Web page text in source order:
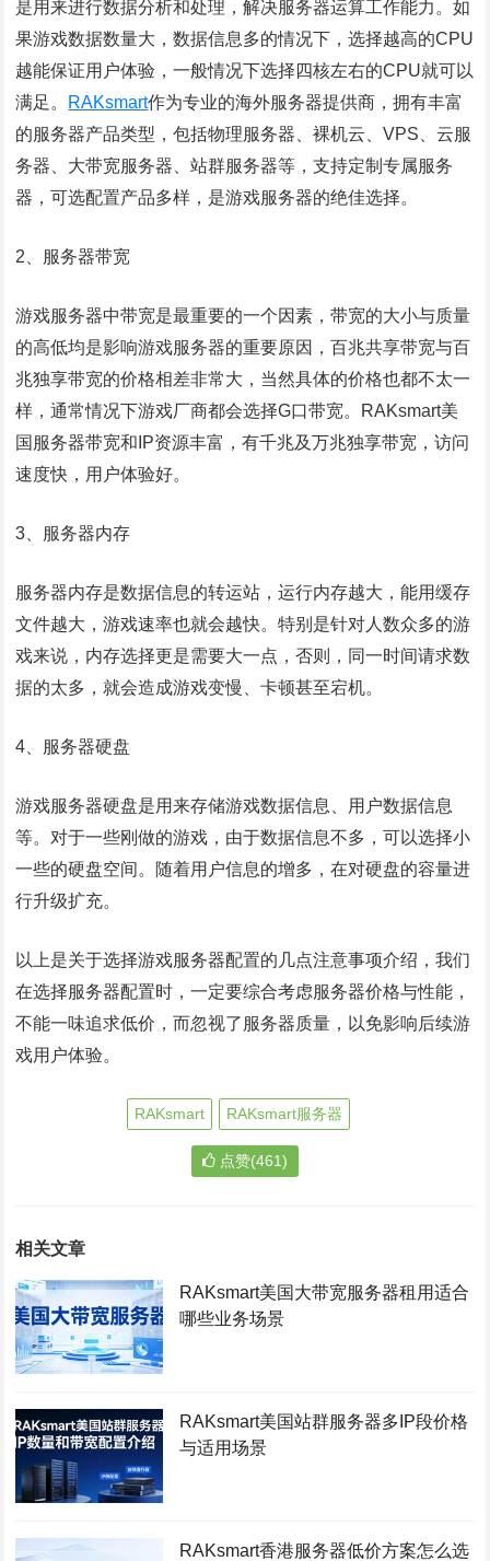
是用来进行数据分析和处理，解决服务器运算工作能力。如
果游戏数据数量大，数据信息多的情况下，选择越高的CPU
越能保证用户体验，一般情况下选择四核左右的CPU就可以
满足。 RAKsmart作为专业的海外服务器提供商，拥有丰富
的服务器产品类型，包括物理服务器、裸机云、VPS、云服
务器、大带宽服务器、站群服务器等，支持定制专属服务
器，可选配置产品多样，是游戏服务器的绝佳选择。
2、服务器带宽
游戏服务器中带宽是最重要的一个因素，带宽的大小与质量
的高低均是影响游戏服务器的重要原因，百兆共享带宽与百
兆独享带宽的价格相差非常大，当然具体的价格也都不太一
样，通常情况下游戏厂商都会选择G口带宽。RAKsmart美
国服务器带宽和IP资源丰富，有千兆及万兆独享带宽，访问
速度快，用户体验好。
3、服务器内存
服务器内存是数据信息的转运站，运行内存越大，能用缓存
文件越大，游戏速率也就会越快。特别是针对人数众多的游
戏来说，内存选择更是需要大一点，否则，同一时间请求数
据的太多，就会造成游戏变慢、卡顿甚至宕机。
4、服务器硬盘
游戏服务器硬盘是用来存储游戏数据信息、用户数据信息
等。对于一些刚做的游戏，由于数据信息不多，可以选择小
一些的硬盘空间。随着用户信息的增多，在对硬盘的容量进
行升级扩充。
以上是关于选择游戏服务器配置的几点注意事项介绍，我们
在选择服务器配置时，一定要综合考虑服务器价格与性能，
不能一味追求低价，而忽视了服务器质量，以免影响后续游
戏用户体验。
RAKsmart RAKsmart服务器
点赞(461)
相关文章
RAKsmart美国大带宽服务器租用适合
哪些业务场景
RAKsmart美国站群服务器多IP段价格
与适用场景
RAKsmart香港服务器低价方案怎么选